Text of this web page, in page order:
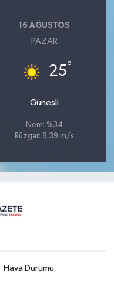
16 AĞUSTOS
PAZAR
25°
Güneşli
Nem: %34
Rüzgar: 8.39 m/s
Hava Durumu